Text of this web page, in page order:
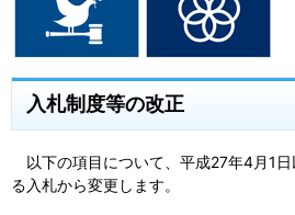
入札制度等の改正
以下の項目について、平成27年4月1
る入札から変更します。